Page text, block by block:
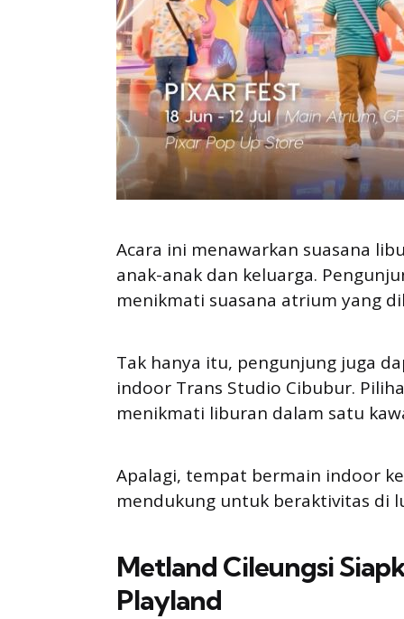
Acara ini menawarkan suasana
anak-anak dan keluarga.
menikmati suasana atrium yang
Tak hanya itu, pengunjung juga
indoor Trans Studio Cibubur.
menikmati liburan dalam satu
Apalagi, tempat bermain indoor
mendukung untuk beraktivitas di
Metland Cileungsi
Playland